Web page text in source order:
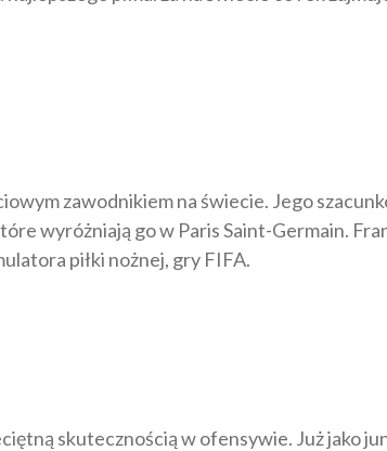
zawodnikiem na świecie. Jego
wyróżniają go w Paris Saint-Germain.
piłki nożnej, gry FIFA.
skutecznością w ofensywie. Już jako